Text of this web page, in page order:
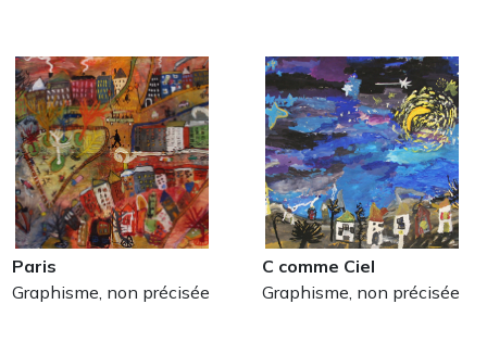
Paris
Graphisme, non précisée
C comme Ciel
Graphisme, non précisée